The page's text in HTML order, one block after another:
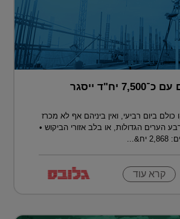
"גל" מכרזים עם כ־7,500 יח"ד ייסגר
כולם ביום רביעי, ואין ביניהם אף לא מכרז
הערים הגדולות, או בלב אזורי הביקוש •
קרא עוד